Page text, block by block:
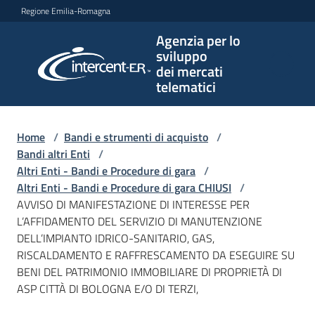
Vai al contenuto
Vai alla navigazione
Vai al footer
Regione Emilia-Romagna
Agenzia per lo
sviluppo
dei mercati
telematici
per lo
sviluppo
telematici
L'Agenzia
Bandi
e
strumenti
Home / Bandi e strumenti di acquisto /
Bandi altri Enti /
Altri Enti - Bandi e Procedure di gara /
Altri Enti - Bandi e Procedure di gara CHIUSI /
AVVISO DI MANIFESTAZIONE DI INTERESSE PER
L’AFFIDAMENTO DEL SERVIZIO DI MANUTENZIONE
DELL’IMPIANTO IDRICO-SANITARIO, GAS,
RISCALDAMENTO E RAFFRESCAMENTO DA ESEGUIRE SU
BENI DEL PATRIMONIO IMMOBILIARE DI PROPRIETÀ DI
ASP CITTÀ DI BOLOGNA E/O DI TERZI,